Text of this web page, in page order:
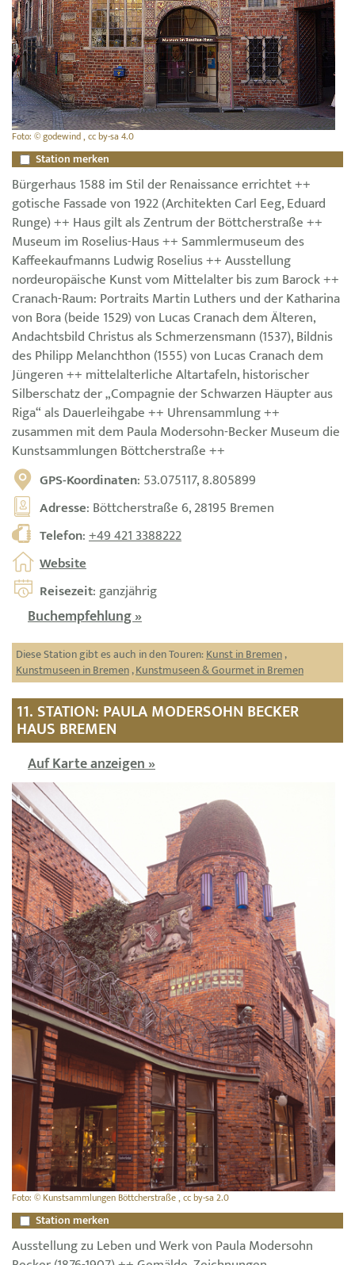
Foto: © godewind , cc by-sa 4.0
Station merken
Bürgerhaus 1588 im Stil der Renaissance errichtet ++
gotische Fassade von 1922 (Architekten Carl Eeg, Eduard
Runge) ++ Haus gilt als Zentrum der Böttcherstraße ++
Museum im Roselius-Haus ++ Sammlermuseum des
Kaffeekaufmanns Ludwig Roselius ++ Ausstellung
nordeuropäische Kunst vom Mittelalter bis zum Barock ++
Cranach-Raum: Portraits Martin Luthers und der Katharina
von Bora (beide 1529) von Lucas Cranach dem Älteren,
Andachtsbild Christus als Schmerzensmann (1537), Bildnis
des Philipp Melanchthon (1555) von Lucas Cranach dem
Jüngeren ++ mittelalterliche Altartafeln, historischer
Silberschatz der „Compagnie der Schwarzen Häupter aus
Riga“ als Dauerleihgabe ++ Uhrensammlung ++
zusammen mit dem Paula Modersohn-Becker Museum die
Kunstsammlungen Böttcherstraße ++
GPS-Koordinaten: 53.075117, 8.805899
Adresse: Böttcherstraße 6, 28195 Bremen
Telefon:+49 421 3388222
Website
Reisezeit: ganzjährig
Buchempfehlung »
Diese Station gibt es auch in den Touren:Kunst in Bremen,
Kunstmuseen in Bremen,Kunstmuseen & Gourmet in Bremen
11. STATION: PAULA MODERSOHN BECKER
HAUS BREMEN
Auf Karte anzeigen »
Foto: © Kunstsammlungen Böttcherstraße , cc by-sa 2.0
Station merken
Ausstellung zu Leben und Werk von Paula Modersohn